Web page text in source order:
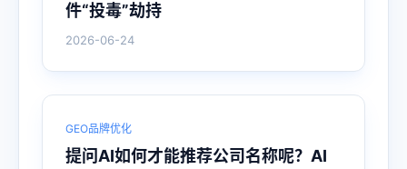
件“投毒”劫持
2026-06-24
GEO品牌优化
提问AI如何才能推荐公司名称呢？AI